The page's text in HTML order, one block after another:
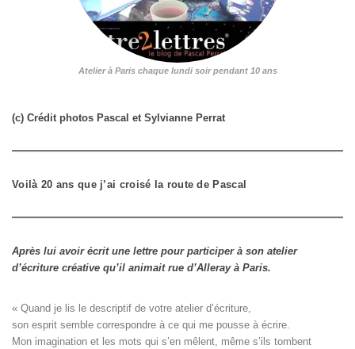
Atelier à Paris chaque lundi soir pendant 10 ans
(c) Crédit photos Pascal et Sylvianne Perrat
Voilà 20 ans que j’ai croisé la route de Pascal
Après lui avoir écrit une lettre pour participer à son atelier
d’écriture créative qu’il animait rue d’Alleray à Paris.
« Quand je lis le descriptif de votre atelier d’écriture,
son esprit semble correspondre à ce qui me pousse à écrire.
Mon imagination et les mots qui s’en mêlent, même s’ils tombent